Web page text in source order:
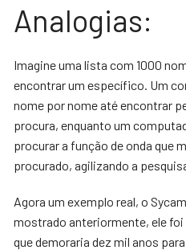
Analogias:
Imagine uma lista com 1000
encontrar um específico. Um
nome por nome até encontrar
procura, enquanto um
procurar a função de onda que
procurado, agilizando a
Agora um exemplo real, o
mostrado anteriormente, ele foi
que demoraria dez mil anos